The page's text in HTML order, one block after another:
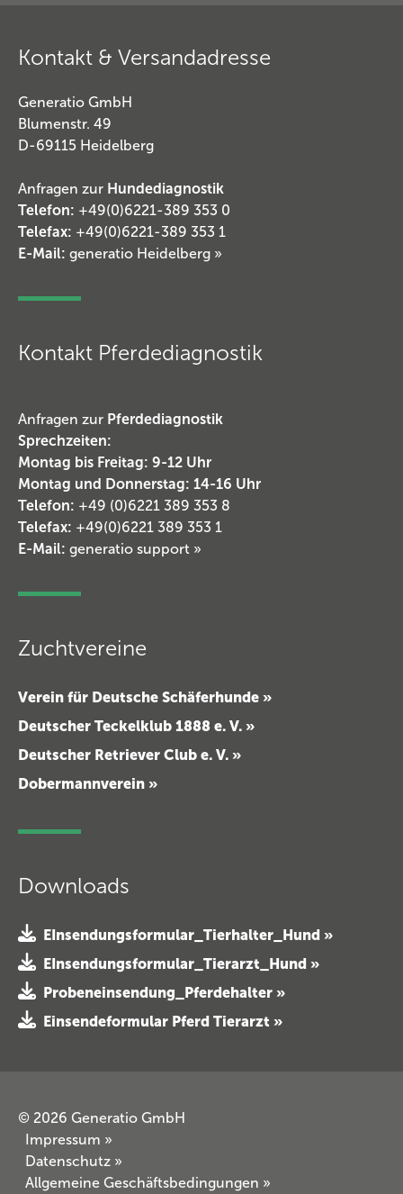
Kontakt & Versandadresse
Generatio GmbH
Blumenstr. 49
D-69115 Heidelberg
Anfragen zur Hundediagnostik
Telefon: +49(0)6221-389 353 0
Telefax: +49(0)6221-389 353 1
E-Mail: generatio Heidelberg »
Kontakt Pferdediagnostik
Anfragen zur Pferdediagnostik
Sprechzeiten:
Montag bis Freitag: 9-12 Uhr
Montag und Donnerstag: 14-16 Uhr
Telefon: +49 (0)6221 389 353 8
Telefax: +49(0)6221 389 353 1
E-Mail: generatio support »
Zuchtvereine
Verein für Deutsche Schäferhunde »
Deutscher Teckelklub 1888 e. V. »
Deutscher Retriever Club e. V. »
Dobermannverein »
Downloads
EInsendungsformular_Tierhalter_Hund »
EInsendungsformular_Tierarzt_Hund »
Probeneinsendung_Pferdehalter »
Einsendeformular Pferd Tierarzt »
© 2026 Generatio GmbH
Impressum »
Datenschutz »
Allgemeine Geschäftsbedingungen »